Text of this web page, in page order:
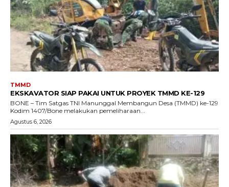
TMMD
EKSKAVATOR SIAP PAKAI UNTUK PROYEK TMMD KE-129
BONE – Tim Satgas TNI Manunggal Membangun Desa (TMMD) ke-129
Kodim 1407/Bone melakukan pemeliharaan...
Agustus 6, 2026